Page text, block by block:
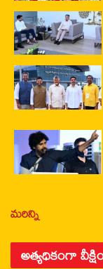
మరిన్ని
అత్యధికంగా